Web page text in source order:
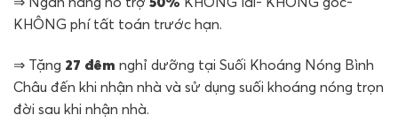
KHÔNG phí tất toán trước hạn.
⇒ Tặng 27 đêm nghỉ dưỡng tại Suối Khoáng Nóng Bình
Châu đến khi nhận nhà và sử dụng suối khoáng nóng trọn
đời sau khi nhận nhà.